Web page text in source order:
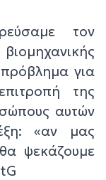
τον
για
της
αυτών
«αν μας
ψεκάζουμε